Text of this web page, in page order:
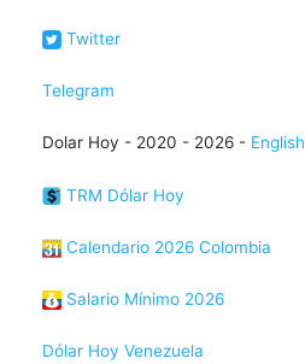
Twitter
Telegram
Dolar Hoy - 2020 - 2026 - English
TRM Dólar Hoy
Calendario 2026 Colombia
Salario Mínimo 2026
Dólar Hoy Venezuela